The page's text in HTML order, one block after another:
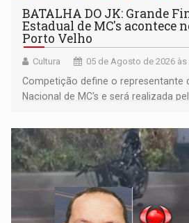
BATALHA DO JK: Grande
Estadual de MC's acontece
Porto Velho
Cultura 05 de Agosto de 2026 às
Competição define o representante
Nacional de MC's e será realizada